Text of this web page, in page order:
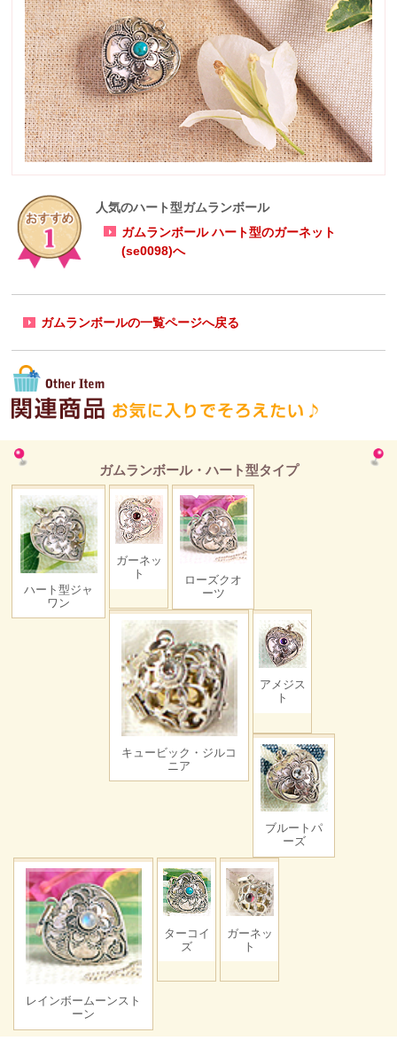
人気のハート型ガムランボール
ガムランボール ハート型のガーネット
(se0098)へ
ガムランボールの一覧ページへ戻る
ガムランボール・ハート型タイプ
ハート型ジャ
ワン
ガーネッ
ト
ローズクオ
ーツ
キュービック・ジルコ
ニア
アメジス
ト
ブルートパ
ーズ
レインボームーンスト
ーン
ターコイ
ズ
ガーネッ
ト